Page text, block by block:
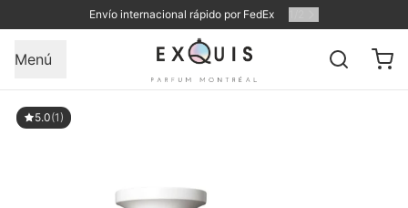
Envío internacional rápido por FedEx
Menú
5.0(1)